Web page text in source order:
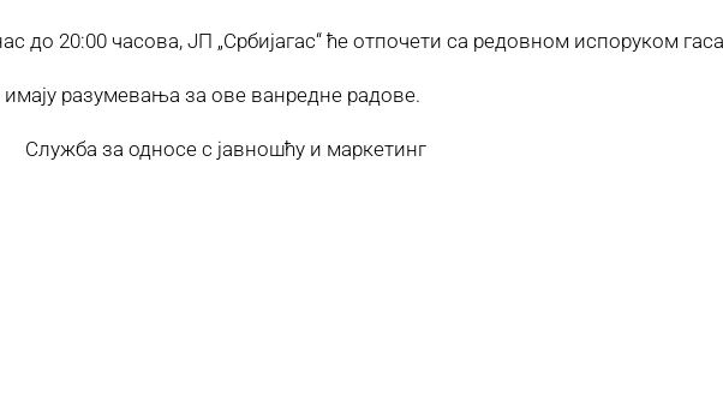
до 20:00 часова, ЈП „Србијагас“ ће отпочети са редовном испоруком
разумевања за ове ванредне радове.
односе с јавношћу и маркетинг